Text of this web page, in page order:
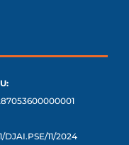
DJAI.PSE/11/2024